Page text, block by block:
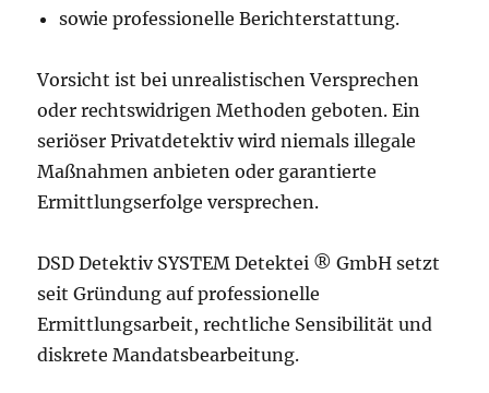
sowie professionelle Berichterstattung.
Vorsicht ist bei unrealistischen Versprechen
oder rechtswidrigen Methoden geboten. Ein
seriöser Privatdetektiv wird niemals illegale
Maßnahmen anbieten oder garantierte
Ermittlungserfolge versprechen.
DSD Detektiv SYSTEM Detektei ® GmbH setzt
seit Gründung auf professionelle
Ermittlungsarbeit, rechtliche Sensibilität und
diskrete Mandatsbearbeitung.